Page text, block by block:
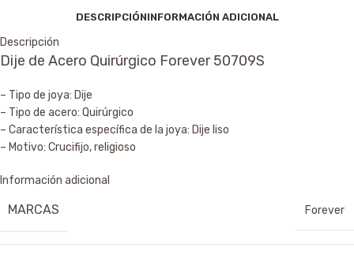
DESCRIPCIÓNINFORMACIÓN ADICIONAL
Descripción
Dije de Acero Quirúrgico Forever 50709S
– Tipo de joya: Dije
– Tipo de acero: Quirúrgico
– Característica específica de la joya: Dije liso
– Motivo: Crucifijo, religioso
Información adicional
MARCAS Forever